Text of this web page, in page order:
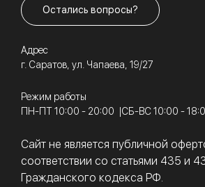
Остались вопросы?
Адрес
г. Саратов, ул. Чапаева, 19/27
Режим работы
ПН-ПТ 10:00 - 20:00
СБ-ВС 10:00 -
Сайт не является публичной
соответствии со статьями 435 и
Гражданского кодекса РФ.